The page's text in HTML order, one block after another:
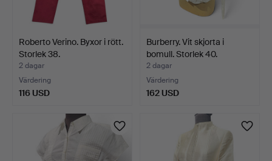
Roberto Verino. Byxor i rött.
Storlek 38.
2 dagar
Värdering
116 USD
Burberry. Vit skjorta i
bomull. Storlek 40.
2 dagar
Värdering
162 USD